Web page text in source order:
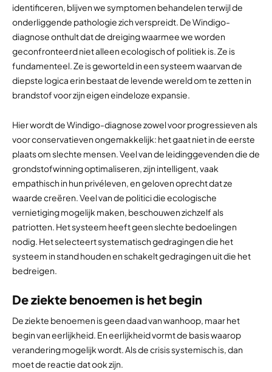
identificeren, blijven we symptomen behandelen terwijl de
onderliggende pathologie zich verspreidt. De Windigo-
diagnose onthult dat de dreiging waarmee we worden
geconfronteerd niet alleen ecologisch of politiek is. Ze is
fundamenteel. Ze is geworteld in een systeem waarvan de
diepste logica erin bestaat de levende wereld om te zetten in
brandstof voor zijn eigen eindeloze expansie.
Hier wordt de Windigo-diagnose zowel voor progressieven als
voor conservatieven ongemakkelijk: het gaat niet in de eerste
plaats om slechte mensen. Veel van de leidinggevenden die de
grondstofwinning optimaliseren, zijn intelligent, vaak
empathisch in hun privéleven, en geloven oprecht dat ze
waarde creëren. Veel van de politici die ecologische
vernietiging mogelijk maken, beschouwen zichzelf als
patriotten. Het systeem heeft geen slechte bedoelingen
nodig. Het selecteert systematisch gedragingen die het
systeem in stand houden en schakelt gedragingen uit die het
bedreigen.
De ziekte benoemen is het begin
De ziekte benoemen is geen daad van wanhoop, maar het
begin van eerlijkheid. En eerlijkheid vormt de basis waarop
verandering mogelijk wordt. Als de crisis systemisch is, dan
moet de reactie dat ook zijn.